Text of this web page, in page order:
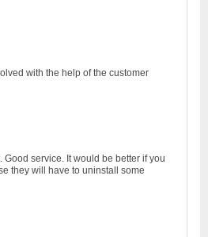
with the help of the customer
Good service. It would be better if you
they will have to uninstall some